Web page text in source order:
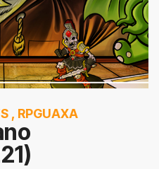
, RPGUAXA